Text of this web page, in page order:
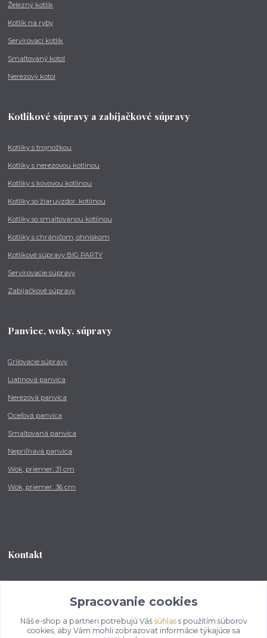
Železný kotlík
Kotlík na ryby
Servírovací kotlík
Smaltovaný kotol
Nerezový kotol
Kotlíkové súpravy a zabíjačkové súpravy
Kotlíky s trojnožkou
Kotlíky s nerezovou kotlinou
Kotlíky s kovovou kotlinou
Kotlíky so žiaruvzdor. kotlinou
Kotlíky so smaltovanou kotlinou
Kotlíky s chráničom, ohniskom
Kotlíkové súpravy BIG PARTY
Servírovacie súpravy
Zabíjačkové súpravy
Panvice, woky, súpravy
Grilovacie súpravy
Liatinová panvica
Nerezová panvica
Oceľová panvica
Smaltovaná panvica
Nepriľnavá panvica
Wok, priemer: 31 cm
Wok, priemer: 36 cm
Kontakt
od 8:00 - do 16:00 hod
info@kotlikovesupravy.sk
Spracovanie cookies
Náš e-shop a partneri potrebujú Váš súhlass použitím súborov
cookies, aby Vám mohli zobrazovať informácie týkajúce sa